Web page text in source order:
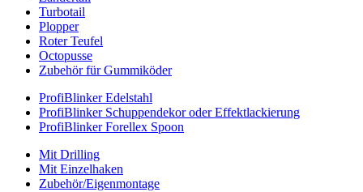
Turbotail
Plopper
Roter Teufel
Octopusse
Zubehör für Gummiköder
ProfiBlinker Edelstahl
ProfiBlinker Schuppendekor oder Effektlackierung
ProfiBlinker Forellex Spoon
Mit Drilling
Mit Einzelhaken
Zubehör/Eigenmontage